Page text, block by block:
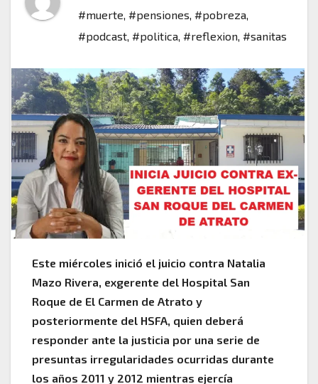
#muerte, #pensiones, #pobreza,
#podcast, #politica, #reflexion, #sanitas
Este miércoles inició el juicio contra Natalia
Mazo Rivera, exgerente del Hospital San
Roque de El Carmen de Atrato y
posteriormente del HSFA, quien deberá
responder ante la justicia por una serie de
presuntas irregularidades ocurridas durante
los años 2011 y 2012 mientras ejercía